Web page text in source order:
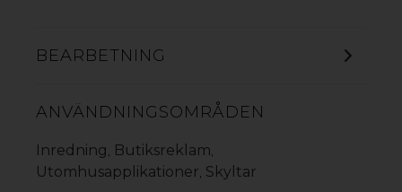
BEARBETNING
ANVÄNDNINGSOMRÅDEN
Inredning, Butiksreklam,
Utomhusapplikationer, Skyltar